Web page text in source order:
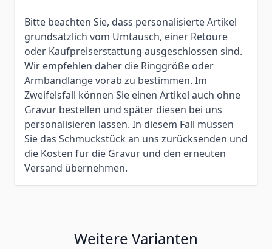
Bitte beachten Sie, dass personalisierte Artikel
grundsätzlich vom Umtausch, einer Retoure
oder Kaufpreiserstattung ausgeschlossen sind.
Wir empfehlen daher die Ringgröße oder
Armbandlänge vorab zu bestimmen. Im
Zweifelsfall können Sie einen Artikel auch ohne
Gravur bestellen und später diesen bei uns
personalisieren lassen. In diesem Fall müssen
Sie das Schmuckstück an uns zurücksenden und
die Kosten für die Gravur und den erneuten
Versand übernehmen.
Weitere Varianten